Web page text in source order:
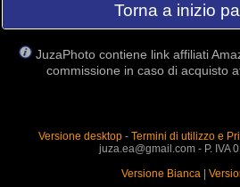
Torna a inizio
JuzaPhoto contiene link affiliati
commissione in caso di acquisto
Versione desktop- Termini di utilizzo e
juza.ea@gmail.com - P. IVA
Versione Bianca